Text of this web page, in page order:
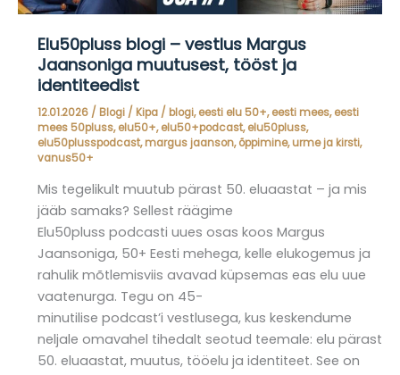
Elu50pluss blogi – vestlus Margus
Jaansoniga muutusest, tööst ja
identiteedist
12.01.2026 / Blogi/ Kipa / blogi,eesti elu 50+,eesti mees,eesti
mees 50pluss,elu50+,elu50+podcast,elu50pluss,
elu50plusspodcast,margus jaanson,õppimine,urme ja kirsti,
vanus50+
Mis tegelikult muutub pärast 50. eluaastat – ja mis
jääb samaks? Sellest räägime
Elu50pluss podcasti uues osas koos Margus
Jaansoniga, 50+ Eesti mehega, kelle elukogemus ja
rahulik mõtlemisviis avavad küpsemas eas elu uue
vaatenurga. Tegu on 45-
minutilise podcast’i vestlusega, kus keskendume
neljale omavahel tihedalt seotud teemale: elu pärast
50. eluaastat, muutus, tööelu ja identiteet. See on